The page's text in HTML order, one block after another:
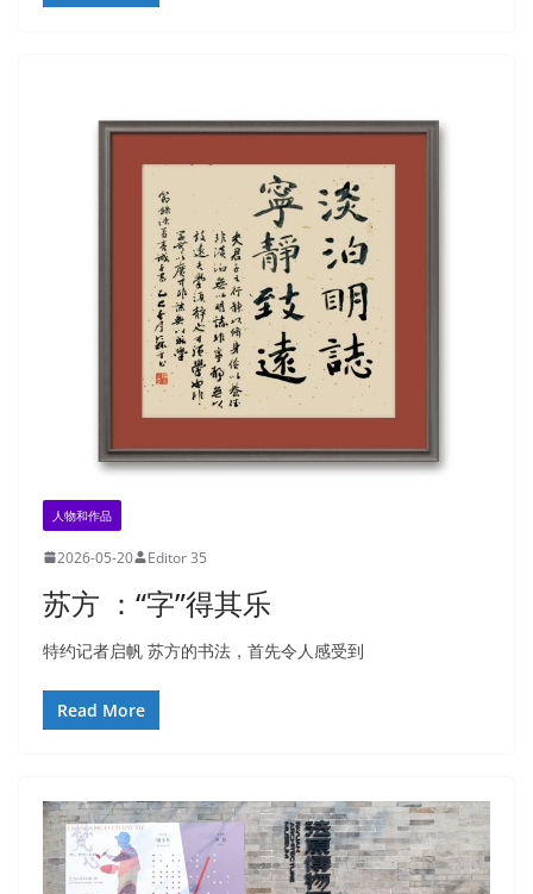
人物和作品
2026-05-20 Editor 35
苏方 ：“字”得其乐
特约记者启帆 苏方的书法，首先令人感受到
Read More